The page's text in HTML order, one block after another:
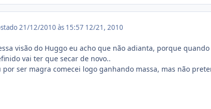
21/12/2010 às 15:57 12/21, 2010
visão do Huggo eu acho que não adianta, porque
vai ter que secar de novo..
por ser magra comecei logo ganhando massa, mas não